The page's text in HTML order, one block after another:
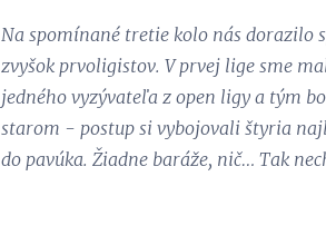
Na spomínané tretie kolo nás dorazilo
zvyšok prvoligistov. V prvej lige sme
jedného vyzývateľa z open ligy a tým
starom - postup si vybojovali štyria
do pavúka. Žiadne baráže, nič… Tak